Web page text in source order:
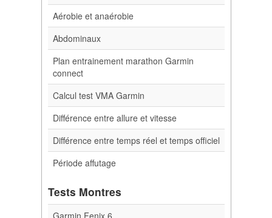
Aérobie et anaérobie
Abdominaux
Plan entrainement marathon Garmin
connect
Calcul test VMA Garmin
Différence entre allure et vitesse
Différence entre temps réel et temps officiel
Période affutage
Tests Montres
Garmin Fenix 6